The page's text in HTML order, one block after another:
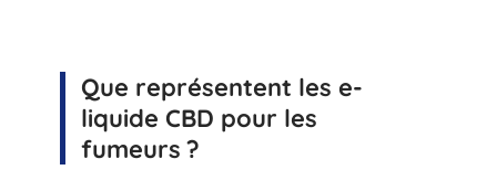
Que représentent les e-
liquide CBD pour les
fumeurs ?